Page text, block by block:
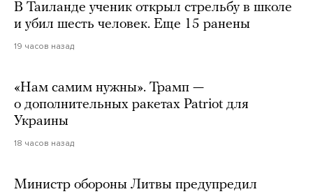
В Таиланде ученик открыл стрельбу в школе
и убил шесть человек. Еще 15 ранены
19 часов назад
«Нам самим нужны». Трамп —
о дополнительных ракетах Patriot для
Украины
18 часов назад
Министр обороны Литвы предупредил